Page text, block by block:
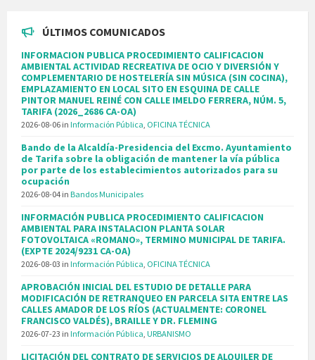
ÚLTIMOS COMUNICADOS
INFORMACION PUBLICA PROCEDIMIENTO CALIFICACION
AMBIENTAL ACTIVIDAD RECREATIVA DE OCIO Y DIVERSIÓN Y
COMPLEMENTARIO DE HOSTELERÍA SIN MÚSICA (SIN COCINA),
EMPLAZAMIENTO EN LOCAL SITO EN ESQUINA DE CALLE
PINTOR MANUEL REINÉ CON CALLE IMELDO FERRERA, NÚM. 5,
TARIFA (2026_2686 CA-OA)
2026-08-06 in Información Pública, OFICINA TÉCNICA
Bando de la Alcaldía-Presidencia del Excmo. Ayuntamiento
de Tarifa sobre la obligación de mantener la vía pública
por parte de los establecimientos autorizados para su
ocupación
2026-08-04 in Bandos Municipales
INFORMACIÓN PUBLICA PROCEDIMIENTO CALIFICACION
AMBIENTAL PARA INSTALACION PLANTA SOLAR
FOTOVOLTAICA «ROMANO», TERMINO MUNICIPAL DE TARIFA.
(EXPTE 2024/9231 CA-OA)
2026-08-03 in Información Pública, OFICINA TÉCNICA
APROBACIÓN INICIAL DEL ESTUDIO DE DETALLE PARA
MODIFICACIÓN DE RETRANQUEO EN PARCELA SITA ENTRE LAS
CALLES AMADOR DE LOS RÍOS (ACTUALMENTE: CORONEL
FRANCISCO VALDÉS), BRAILLE Y DR. FLEMING
2026-07-23 in Información Pública, URBANISMO
LICITACIÓN DEL CONTRATO DE SERVICIOS DE ALQUILER DE